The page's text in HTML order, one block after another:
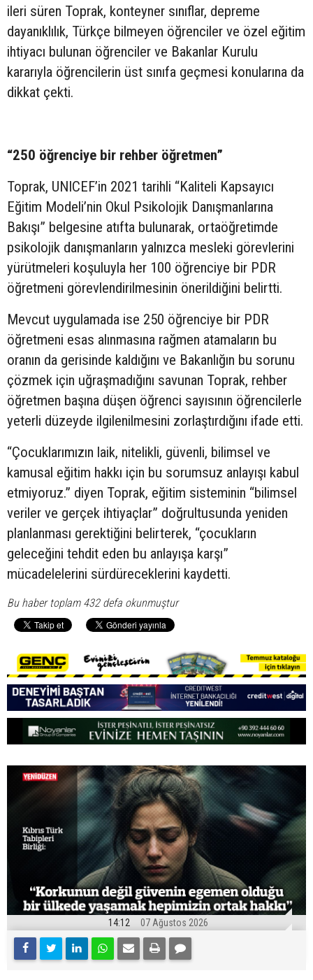
ileri süren Toprak, konteyner sınıflar, depreme
dayanıklılık, Türkçe bilmeyen öğrenciler ve özel eğitim
ihtiyacı bulunan öğrenciler ve Bakanlar Kurulu
kararıyla öğrencilerin üst sınıfa geçmesi konularına da
dikkat çekti.
“250 öğrenciye bir rehber öğretmen”
Toprak, UNICEF’in 2021 tarihli “Kaliteli Kapsayıcı
Eğitim Modeli’nin Okul Psikolojik Danışmanlarına
Bakışı” belgesine atıfta bulunarak, ortaöğretimde
psikolojik danışmanların yalnızca mesleki görevlerini
yürütmeleri koşuluyla her 100 öğrenciye bir PDR
öğretmeni görevlendirilmesinin önerildiğini belirtti.
Mevcut uygulamada ise 250 öğrenciye bir PDR
öğretmeni esas alınmasına rağmen atamaların bu
oranın da gerisinde kaldığını ve Bakanlığın bu sorunu
çözmek için uğraşmadığını savunan Toprak, rehber
öğretmen başına düşen öğrenci sayısının öğrencilerle
yeterli düzeyde ilgilenilmesini zorlaştırdığını ifade etti.
“Çocuklarımızın laik, nitelikli, güvenli, bilimsel ve
kamusal eğitim hakkı için bu sorumsuz anlayışı kabul
etmiyoruz.” diyen Toprak, eğitim sisteminin “bilimsel
veriler ve gerçek ihtiyaçlar” doğrultusunda yeniden
planlanması gerektiğini belirterek, “çocukların
geleceğini tehdit eden bu anlayışa karşı”
mücadelelerini sürdüreceklerini kaydetti.
Bu haber toplam 432 defa okunmuştur
14:12 07 Ağustos 2026